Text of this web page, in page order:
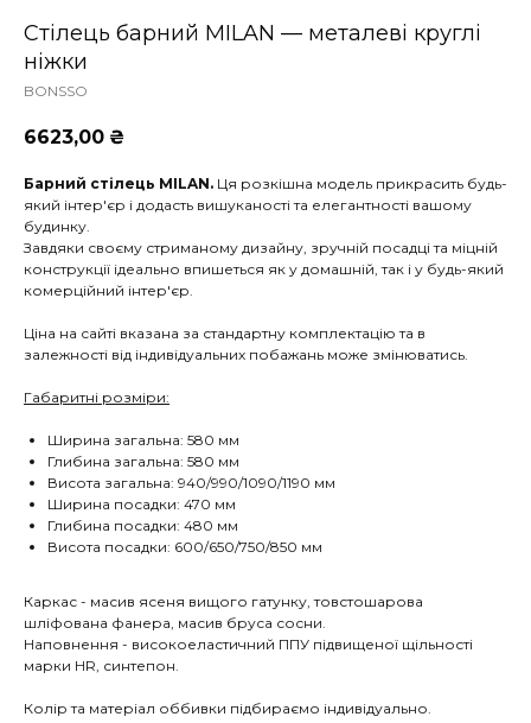
Стілець барний MILAN — металеві круглі
ніжки
BONSSO
6623,00 ₴
Барний стілець MILAN. Ця розкішна модель прикрасить будь-
який інтер'єр і додасть вишуканості та елегантності вашому
будинку.
Завдяки своєму стриманому дизайну, зручній посадці та міцній
конструкції ідеально впишеться як у домашній, так і у будь-який
комерційний інтер'єр.
Ціна на сайті вказана за стандартну комплектацію та в
залежності від індивідуальних побажань може змінюватись.
Габаритні розміри:
Ширина загальна: 580 мм
Глибина загальна: 580 мм
Висота загальна: 940/990/1090/1190 мм
Ширина посадки: 470 мм
Глибина посадки: 480 мм
Висота посадки: 600/650/750/850 мм
Каркас - масив ясеня вищого гатунку, товстошарова
шліфована фанера, масив бруса сосни.
Наповнення - високоеластичний ППУ підвищеної щільності
марки HR, синтепон.
Колір та матеріал оббивки підбираємо індивідуально.